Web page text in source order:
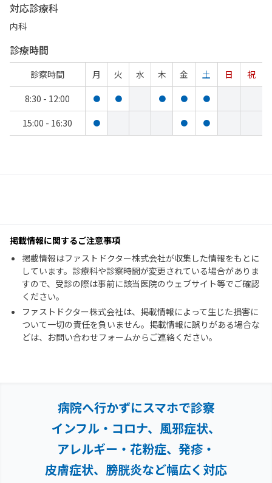
対応診療科
内科
診療時間
診察時間 月 火 水 木 金 土 日
祝
8:30 - 12:00
● ● ● ● ●
15:00 - 16:30 ● ● ●
掲載情報に関するご注意事項
掲載情報はファストドクター株式会社が収集した情報をもとに
しています。診療科や診察時間が変更されている場合がありま
すので、受診の際は事前に該当医院のウェブサイト等でご確認
ください。
ファストドクター株式会社は、掲載情報によって生じた損害に
ついて一切の責任を負いません。掲載情報に誤りがある場合な
どは、お問い合わせフォームからご連絡ください。
病院へ行かずにスマホで診察
インフル・コロナ、風邪症状、
アレルギー・花粉症、 発疹・
皮膚症状、膀胱炎など幅広く対応